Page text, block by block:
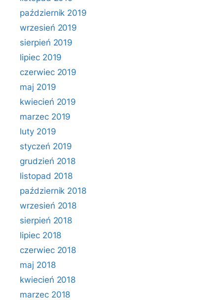
październik 2019
wrzesień 2019
sierpień 2019
lipiec 2019
czerwiec 2019
maj 2019
kwiecień 2019
marzec 2019
luty 2019
styczeń 2019
grudzień 2018
listopad 2018
październik 2018
wrzesień 2018
sierpień 2018
lipiec 2018
czerwiec 2018
maj 2018
kwiecień 2018
marzec 2018